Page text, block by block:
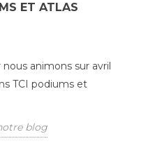
ET ATLAS
animons sur avril
TCI podiums et
blog